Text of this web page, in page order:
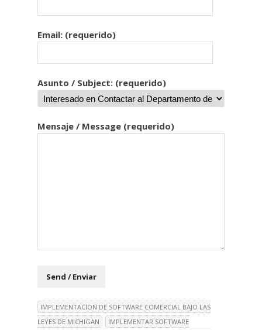
Email: (requerido)
Asunto / Subject: (requerido)
Mensaje / Message (requerido)
IMPLEMENTACION DE SOFTWARE COMERCIAL BAJO LAS
LEYES DE MICHIGAN
IMPLEMENTAR SOFTWARE